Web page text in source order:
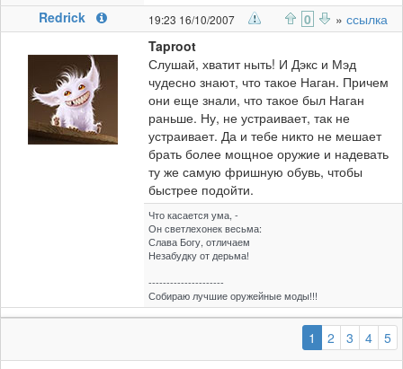
Redrick 19:23 16/10/2007 0 » ссылка
Taproot
Слушай, хватит ныть! И Дэкс и Мэд
чудесно знают, что такое Наган. Причем
они еще знали, что такое был Наган
раньше. Ну, не устраивает, так не
устраивает. Да и тебе никто не мешает
брать более мощное оружие и надевать
ту же самую фришную обувь, чтобы
быстрее подойти.
Что касается ума, -
Он светлехонек весьма:
Слава Богу, отличаем
Незабудку от дерьма!
---------------------
Собираю лучшие оружейные моды!!!
1 (выбранная)
2 3 4 5